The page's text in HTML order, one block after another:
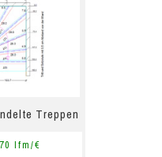
Treppen
lfm/€